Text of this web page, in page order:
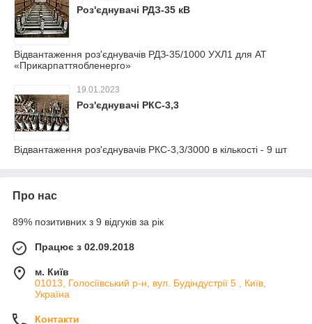
Роз'єднувачі РДЗ-35 кВ
Відвантаження роз'єднувачів РДЗ-35/1000 УХЛ1 для АТ
«Прикарпаттяобленерго»
19.01.2023
Роз'єднувачі РКС-3,3
Відвантаження роз'єднувачів РКС-3,3/3000 в кількості - 9 шт
Про нас
89% позитивних з 9 відгуків за рік
Працює з 02.09.2018
м. Київ
01013, Голосіївський р-н, вул. Будіндустрії 5 , Київ,
Україна
Контакти